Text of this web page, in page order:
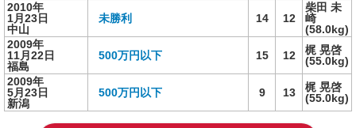
2010年
1月23日
中山
未勝利 14 12
柴田 未
崎
(58.0kg)
2009年
11月22日
福島
500万円以下 15 12
梶 晃啓
(55.0kg)
2009年
5月23日
新潟
500万円以下 9 13
梶 晃啓
(55.0kg)